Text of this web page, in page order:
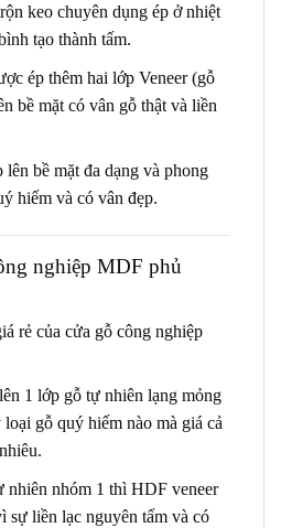
keo chuyên dụng ép ở nhiệt
tạo thành tấm.
ép thêm hai lớp Veneer (gỗ
bề mặt có vân gỗ thật và liền
bề mặt đa dạng và phong
hiếm và có vân đẹp.
nghiệp MDF phủ
rẻ của cửa gỗ công nghiệp
1 lớp gỗ tự nhiên lạng mỏng
gỗ quý hiếm nào mà giá cả
nhiên nhóm 1 thì HDF veneer
sự liền lạc nguyên tấm và có